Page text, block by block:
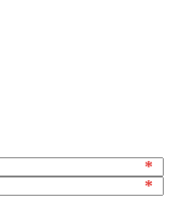
*
*